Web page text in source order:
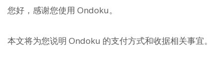
您好，感谢您使用 Ondoku。
本文将为您说明 Ondoku 的支付方式和收据相关事宜。